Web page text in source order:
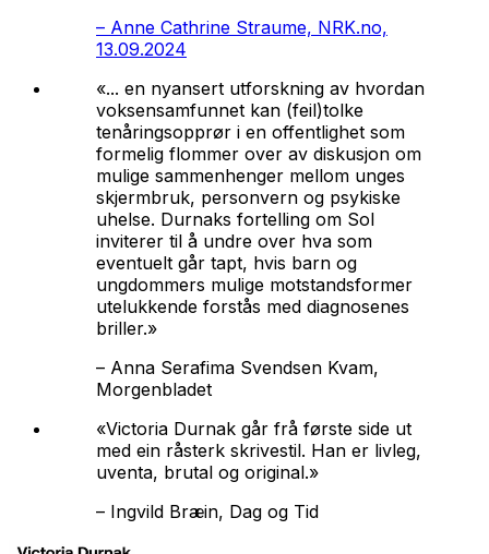
– Anne Cathrine Straume, NRK.no,
13.09.2024
«... en nyansert utforskning av hvordan
voksensamfunnet kan (feil)tolke
tenåringsopprør i en offentlighet som
formelig flommer over av diskusjon om
mulige sammenhenger mellom unges
skjermbruk, personvern og psykiske
uhelse. Durnaks fortelling om Sol
inviterer til å undre over hva som
eventuelt går tapt, hvis barn og
ungdommers mulige motstandsformer
utelukkende forstås med diagnosenes
briller.»
– Anna Serafima Svendsen Kvam,
Morgenbladet
«Victoria Durnak går frå første side ut
med ein råsterk skrivestil. Han er livleg,
uventa, brutal og original.»
– Ingvild Bræin, Dag og Tid